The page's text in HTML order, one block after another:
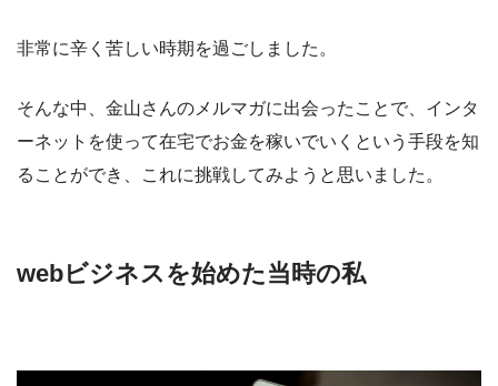
非常に辛く苦しい時期を過ごしました。
そんな中、金山さんのメルマガに出会ったことで、インタ
ーネットを使って在宅でお金を稼いでいくという手段を知
ることができ、これに挑戦してみようと思いました。
webビジネスを始めた当時の私